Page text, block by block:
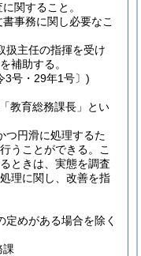
関すること。
事務に関し必要なこ
扱主任の指揮を受け
補助する。
3号・29年1号〕)
教育総務課長」とい
つ円滑に処理するた
うことができる。
こ
ときは、実態を調査
理に関し、改善を指
めがある場合を除く